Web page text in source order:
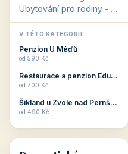
Ubytování pro rodiny -
jsou pro Vás připraveny
objekty, které svojí
polohou či vybaveností,
nabízí klidné ubytování
V TÉTO KATEGORII:
Penzion U Méďů
od 590 Kč
Restaurace a penzion Eduard
od 700 Kč
Šikland u Zvole nad Pernštejnem
od 490 Kč
💕